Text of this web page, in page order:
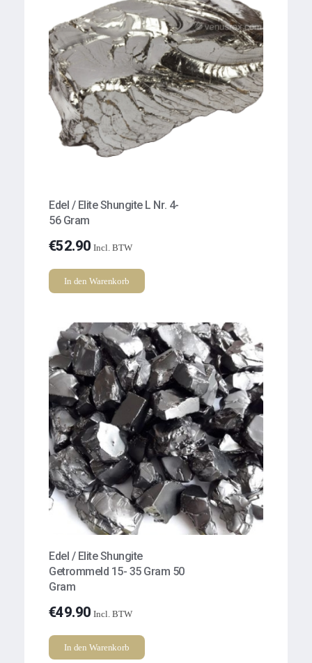
Edel / Elite Shungite L Nr. 4-
56 Gram
€52.90 Incl. BTW
In den Warenkorb
Edel / Elite Shungite
Getrommeld 15- 35 Gram 50
Gram
€49.90 Incl. BTW
In den Warenkorb